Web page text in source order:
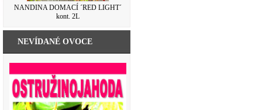
NANDINA DOMACÍ ´RED LIGHT´
kont. 2L
NEVÍDANÉ OVOCE